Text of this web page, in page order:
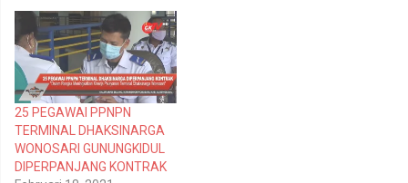
M
e
m
b
u
k
a
d
i
j
e
n
d
e
l
k
(
M
e
m
b
u
k
a
d
i
j
e
n
d
25 PEGAWAI PPNPN
TERMINAL DHAKSINARGA
WONOSARI GUNUNGKIDUL
DIPERPANJANG KONTRAK